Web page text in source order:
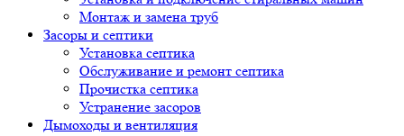
Монтаж и замена труб
Засоры и септики
Установка септика
Обслуживание и ремонт септика
Прочистка септика
Устранение засоров
Дымоходы и вентиляция